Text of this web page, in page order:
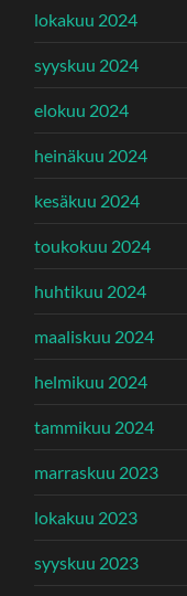
lokakuu 2024
syyskuu 2024
elokuu 2024
heinäkuu 2024
kesäkuu 2024
toukokuu 2024
huhtikuu 2024
maaliskuu 2024
helmikuu 2024
tammikuu 2024
marraskuu 2023
lokakuu 2023
syyskuu 2023